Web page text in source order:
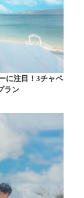
に注目！3チャペ
ラン